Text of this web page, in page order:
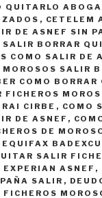
QUITARLO
, CETELEM
DE ASNEF SIN
SALIR BORRAR
COMO SALIR DE
MOROSOS SALIR
COMO
FICHEROS
CIRBE , COMO
DE ASNEF ,
DE
SALIR
EXPERIAN ASNEF ,
SALIR ,
FICHEROS